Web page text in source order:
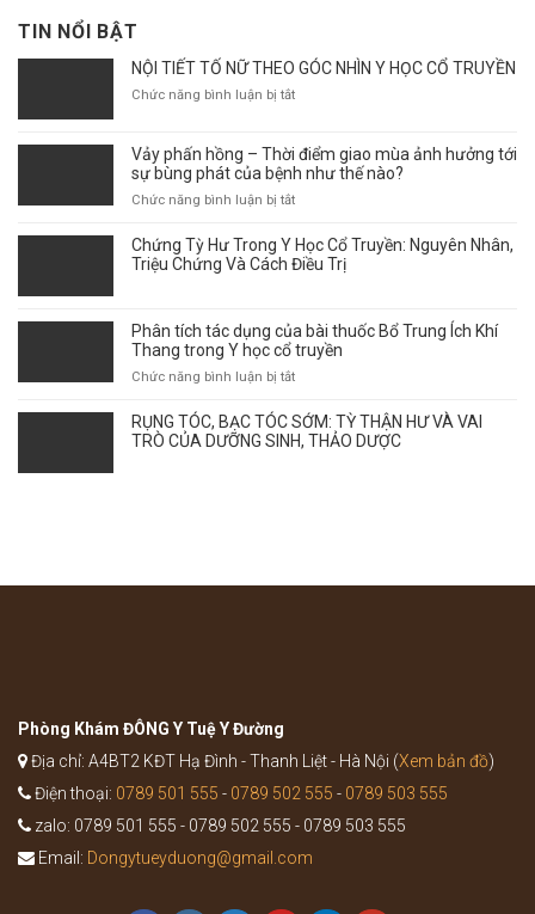
TIN NỔI BẬT
NỘI TIẾT TỐ NỮ THEO GÓC NHÌN Y HỌC CỔ TRUYỀN
Chức năng bình luận bị tắtở
TỐ
NỮ
THEO
NHÌN
Y
Vảy phấn hồng – Thời điểm giao mùa ảnh hưởng tới
sự bùng phát của bệnh như thế nào?
Chức năng bình luận bị tắtở
phấn
hồng
điểm
giao
mùa
ảnh
tới
sự
nào?
Chứng Tỳ Hư Trong Y Học Cổ Truyền: Nguyên Nhân,
Triệu Chứng Và Cách Điều Trị
Phân tích tác dụng của bài thuốc Bổ Trung Ích Khí
Thang trong Y học cổ truyền
Chức năng bình luận bị tắtở
tích
tác
RỤNG TÓC, BẠC TÓC SỚM: TỲ THẬN HƯ VÀ VAI
TRÒ CỦA DƯỠNG SINH, THẢO DƯỢC
Phòng Khám ĐÔNG Y Tuệ Y Đường
Địa chỉ: A4BT2 KĐT Hạ Đình - Thanh Liệt - Hà Nội (Xem bản đồ)
Điện thoại: 0789 501 555 - 0789 502 555 - 0789 503 555
zalo: 0789 501 555 - 0789 502 555 - 0789 503 555
Email: Dongytueyduong@gmail.com